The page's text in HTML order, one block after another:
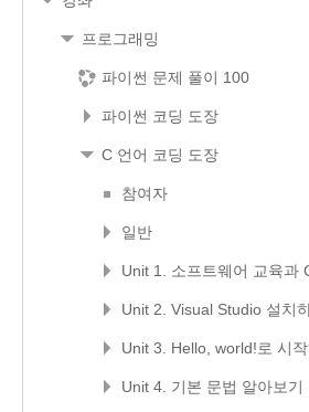
프로그래밍
파이썬 문제 풀이 100
파이썬 코딩 도장
C 언어 코딩 도장
참여자
일반
Unit 1. 소프트웨어 교육과
Unit 2. Visual Studio 설치
Unit 3. Hello, world!로 시
Unit 4. 기본 문법 알아보기